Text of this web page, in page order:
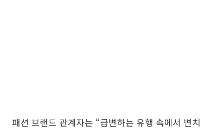
패션 브랜드 관계자는 “급변하는 유행 속에서 변치